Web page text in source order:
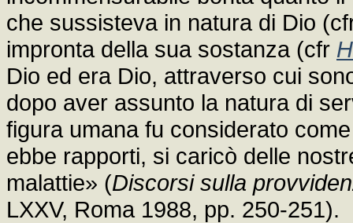
che sussisteva in natura di Dio
impronta della sua sostanza (cfr
Dio ed era Dio, attraverso cui
dopo aver assunto la natura di
figura umana fu considerato
ebbe rapporti, si caricò delle
malattie» (Discorsi sulla
LXXV, Roma 1988, pp. 250-251).